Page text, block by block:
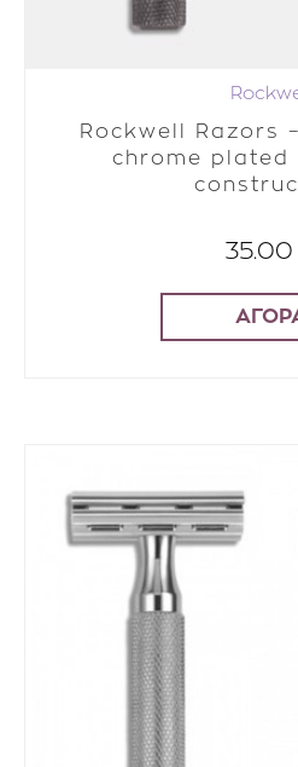
Rockwell Razors
chrome plated